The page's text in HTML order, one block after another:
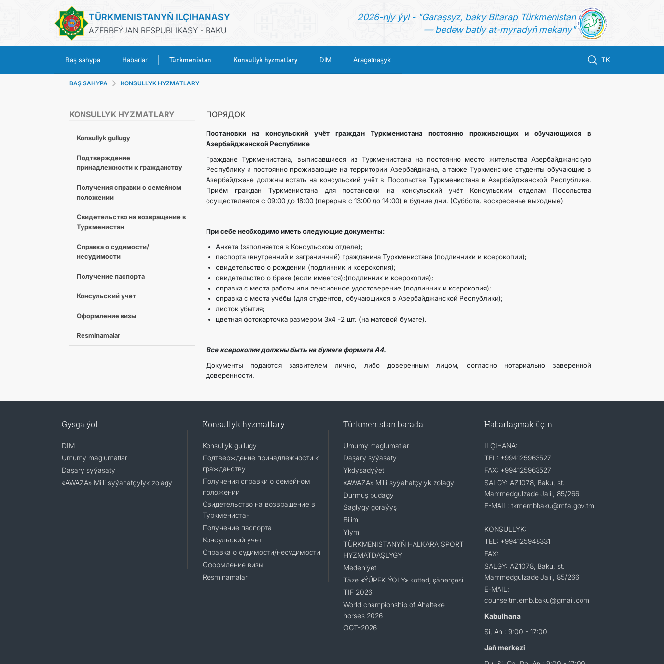
TÜRKMENISTANYŇ ILÇIHANASY
AZERBEÝJAN RESPUBLIKASY - BAKU
2026-njy ýyl - "Garaşsyz, baky Bitarap Türkmenistan
— bedew batly at-myradyň mekany"
Baş sahypa Habarlar Türkmenistan Konsullyk hyzmatlary DIM Aragatnaşyk TK
TÜRKMENISTAN
KONSULLYK HYZMATLARY
DIM
BAŞ SAHYPA KONSULLYK HYZMATLARY
KONSULLYK HYZMATLARY
Konsullyk gullugy
Подтверждение
принадлежности к гражданству
Получения справки о семейном
положении
Свидетельство на возвращение в
Туркменистан
Справка о судимости/
несудимости
Получение паспорта
Консульский учет
Оформление визы
Resminamalar
ПОРЯДОК
Постановки на консульский учёт граждан Туркменистана постоянно проживающих и обучающихся в
Азербайджанской Республике
Граждане Туркменистана, выписавшиеся из Туркменистана на постоянно место жительства Азербайджанскую
Республику и постоянно проживающие на территории Азербайджана, а также Туркменские студенты обучающие в
Азербайджане должны встать на консульский учёт в Посольстве Туркменистана в Азербайджанской Республике.
Приём граждан Туркменистана для постановки на консульский учёт Консульским отделам Посольства
осуществляется с 09:00 до 18:00 (перерыв с 13:00 до 14:00) в будние дни. (Суббота, воскресенье выходные)
При себе необходимо иметь следующие документы:
Анкета (заполняется в Консульском отделе);
паспорта (внутренний и заграничный) гражданина Туркменистана (подлинники и ксерокопии);
свидетельство о рождении (подлинник и ксерокопия);
свидетельство о браке (если имеется);(подлинник и ксерокопия);
справка с места работы или пенсионное удостоверение (подлинник и ксерокопия);
справка с места учёбы (для студентов, обучающихся в Азербайджанской Республики);
листок убытия;
цветная фотокарточка размером 3х4 -2 шт. (на матовой бумаге).
Все ксерокопии должны быть на бумаге формата А4.
Документы подаются заявителем лично, либо доверенным лицом, согласно нотариально заверенной
доверенности.
Gysga ýol
DIM
Umumy maglumatlar
Daşary syýasaty
«AWAZA» Milli syýahatçylyk zolagy
Konsullyk hyzmatlary
Konsullyk gullugy
Подтверждение принадлежности к
гражданству
Получения справки о семейном
положении
Свидетельство на возвращение в
Туркменистан
Получение паспорта
Консульский учет
Справка о судимости/несудимости
Оформление визы
Resminamalar
Türkmenistan barada
Umumy maglumatlar
Daşary syýasaty
Ykdysadyýet
«AWAZA» Milli syýahatçylyk zolagy
Durmuş pudagy
Saglygy goraýyş
Bilim
Ylym
TÜRKMENISTANYŇ HALKARA SPORT
HYZMATDAŞLYGY
Medeniýet
Täze «ÝÜPEK ÝOLY» kottedj şäherçesi
TIF 2026
World championship of Ahalteke
horses 2026
OGT-2026
Habarlaşmak üçin
ILÇIHANA:
TEL: +994125963527
FAX: +994125963527
SALGY: AZ1078, Baku, st.
Mammedgulzade Jalil, 85/266
E-MAIL: tkmembbaku@mfa.gov.tm
KONSULLYK:
TEL: +994125948331
FAX:
SALGY: AZ1078, Baku, st.
Mammedgulzade Jalil, 85/266
E-MAIL:
counseltm.emb.baku@gmail.com
Kabulhana
Si, An : 9:00 - 17:00
Jaň merkezi